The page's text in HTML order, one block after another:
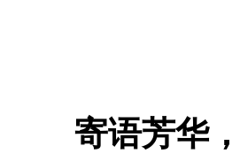
寄语芳华，